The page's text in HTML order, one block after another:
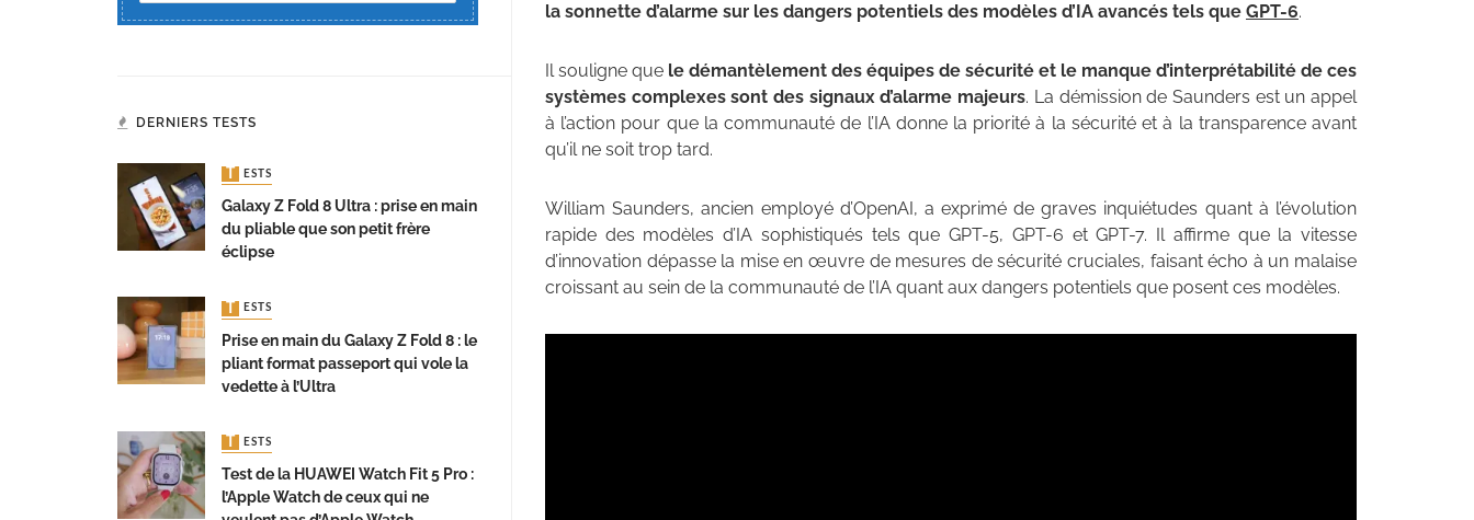
la sonnette d’alarme sur les dangers potentiels des modèles d’IA avancés tels que GPT-6.
Il souligne que le démantèlement des équipes de sécurité et le manque d’interprétabilité de ces
systèmes complexes sont des signaux d’alarme majeurs. La démission de Saunders est un appel
à l’action pour que la communauté de l’IA donne la priorité à la sécurité et à la transparence avant
qu’il ne soit trop tard.
William Saunders, ancien employé d’OpenAI, a exprimé de graves inquiétudes quant à l’évolution
rapide des modèles d’IA sophistiqués tels que GPT-5, GPT-6 et GPT-7. Il affirme que la vitesse
d’innovation dépasse la mise en œuvre de mesures de sécurité cruciales, faisant écho à un malaise
croissant au sein de la communauté de l’IA quant aux dangers potentiels que posent ces modèles.
DERNIERS TESTS
TESTS
Galaxy Z Fold 8 Ultra : prise en main
du pliable que son petit frère
éclipse
TESTS
Prise en main du Galaxy Z Fold 8 : le
pliant format passeport qui vole la
vedette à l’Ultra
TESTS
Test de la HUAWEI Watch Fit 5 Pro :
l’Apple Watch de ceux qui ne